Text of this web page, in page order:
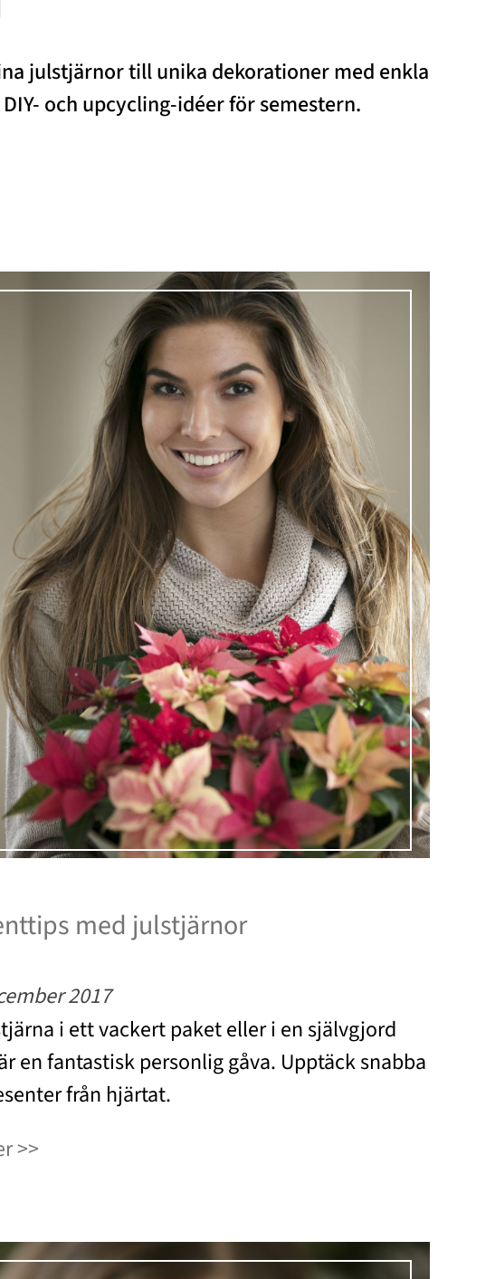
julstjärnor till unika dekorationer med enkla
och upcycling-idéer för semestern.
med julstjärnor
2017
i ett vackert paket eller i en självgjord
en fantastisk personlig gåva. Upptäck snabba
från hjärtat.